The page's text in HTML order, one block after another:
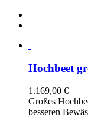
Hochbeet
1.169,00 €
Großes
besseren